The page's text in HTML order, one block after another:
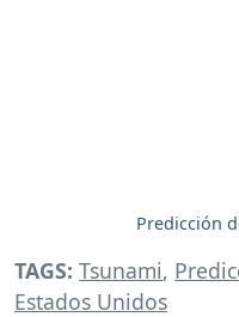
Predicción
TAGS:Tsunami,
Estados Unidos